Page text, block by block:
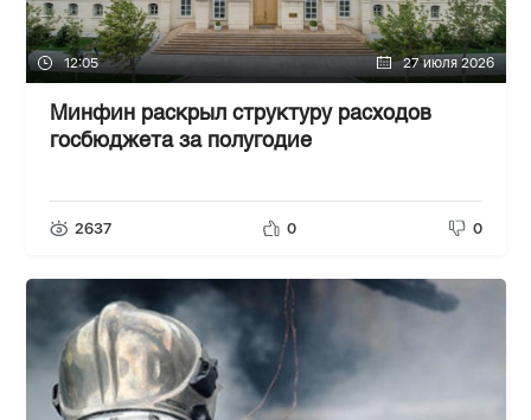
12:05 27 июля 2026
Минфин раскрыл структуру расходов
госбюджета за полугодие
2637 0 0